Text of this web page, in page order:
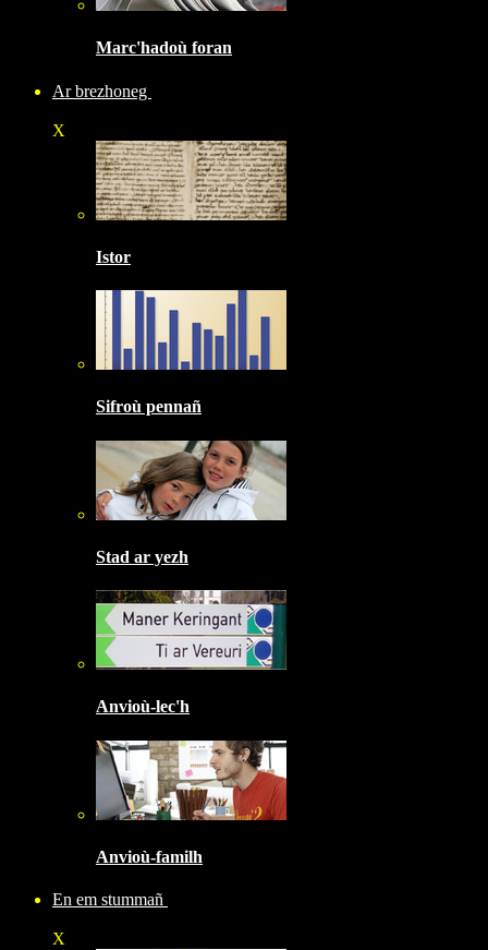
Marc'hadoù foran
Ar brezhoneg
X
Istor
Sifroù pennañ
Stad ar yezh
Anvioù-lec'h
Anvioù-familh
En em stummañ
X